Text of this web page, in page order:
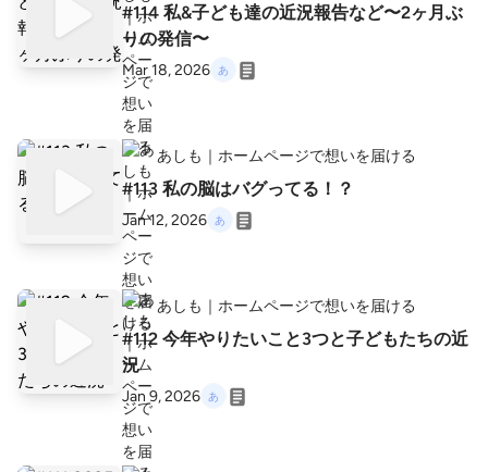
#114 私&子ども達の近況報告など〜2ヶ月ぶ
りの発信〜
Mar 18, 2026
あしも｜ホームページで想いを届ける
#113 私の脳はバグってる！？
Jan 12, 2026
あしも｜ホームページで想いを届ける
#112 今年やりたいこと3つと子どもたちの近
況
Jan 9, 2026